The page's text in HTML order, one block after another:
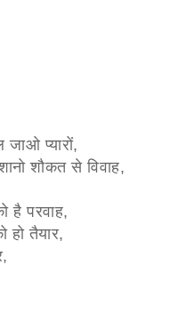
प्यारों,
शौकत से विवाह,
परवाह,
तैयार,